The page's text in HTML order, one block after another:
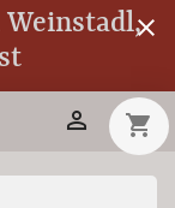
close
shopping_cart
